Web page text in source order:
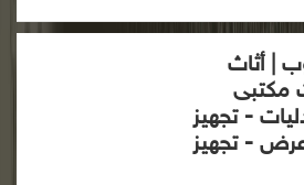
| أثاث
مكتبى
- تجهيز
- تجهيز